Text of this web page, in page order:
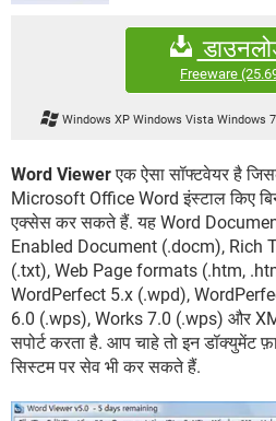
Freeware
Windows XP Windows Vista Windows
Word Viewerएक ऐसा सॉफ्टवेयर है
Microsoft Office Word इंस्टाल किए
एक्सेस कर सकते हैं. यह Word
Enabled Document (.docm), Rich
(.txt), Web Page formats (.htm,
WordPerfect 5.x (.wpd),
6.0 (.wps), Works 7.0 (.wps) और
सपोर्ट करता है. आप चाहे तो इन डॉक्युमेंट
सिस्टम पर सेव भी कर सकते हैं.